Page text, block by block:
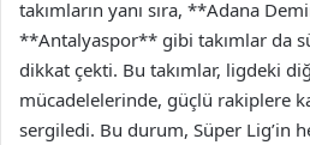
takımların yanı sıra, **Adana
**Antalyaspor** gibi takımlar da
dikkat çekti. Bu takımlar, ligdeki
mücadelelerinde, güçlü rakiplere
sergiledi. Bu durum, Süper Lig’in